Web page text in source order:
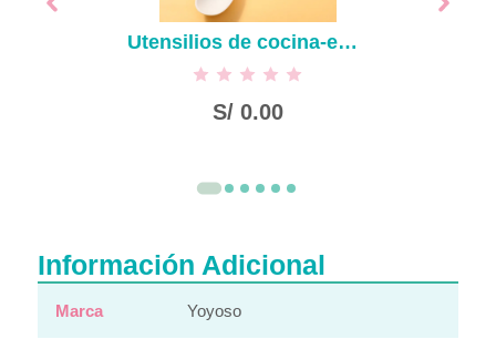
Utensilios de cocina-espátula de silicona estilo nórdico
S/0.00
Información Adicional
Marca Yoyoso